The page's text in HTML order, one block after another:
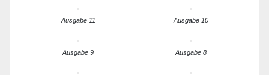
Ausgabe 11 Ausgabe 10
Ausgabe 9 Ausgabe 8